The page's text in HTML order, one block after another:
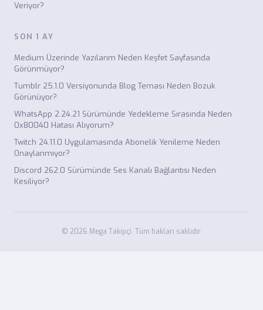
Veriyor?
SON 1 AY
Medium Üzerinde Yazılarım Neden Keşfet Sayfasında
Görünmüyor?
Tumblr 25.1.0 Versiyonunda Blog Teması Neden Bozuk
Görünüyor?
WhatsApp 2.24.21 Sürümünde Yedekleme Sırasında Neden
0x80040 Hatası Alıyorum?
Twitch 24.11.0 Uygulamasında Abonelik Yenileme Neden
Onaylanmıyor?
Discord 262.0 Sürümünde Ses Kanalı Bağlantısı Neden
Kesiliyor?
© 2026 Mega Takipçi. Tüm hakları saklıdır.